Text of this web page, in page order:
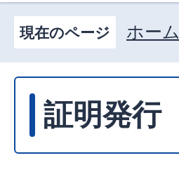
現在のページ ホーム
証明発行